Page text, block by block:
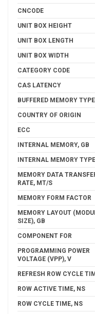
CNCODE
UNIT BOX HEIGHT
UNIT BOX LENGTH
UNIT BOX WIDTH
CATEGORY CODE
CAS LATENCY
BUFFERED MEMORY TYPE
COUNTRY OF ORIGIN
ECC
INTERNAL MEMORY, GB
INTERNAL MEMORY TYPE
MEMORY DATA
RATE, MT/S
MEMORY FORM FACTOR
MEMORY LAYOUT
SIZE), GB
COMPONENT FOR
PROGRAMMING POWER
VOLTAGE (VPP), V
REFRESH ROW CYCLE
ROW ACTIVE TIME, NS
ROW CYCLE TIME, NS